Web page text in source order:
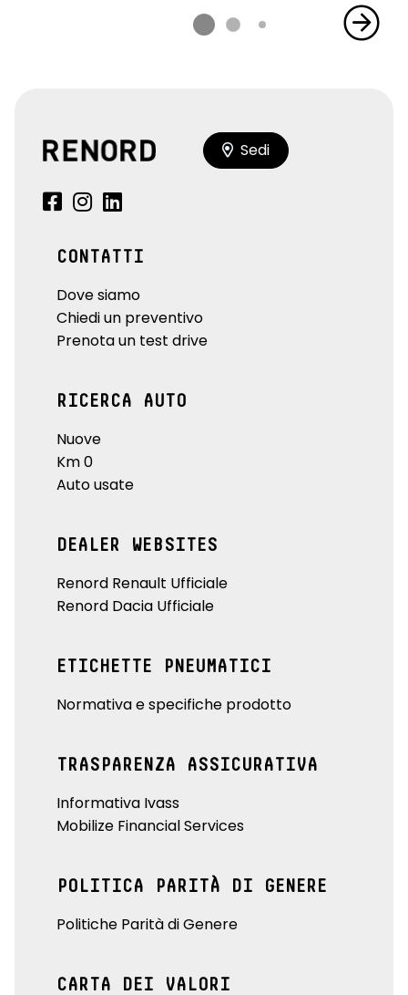
Sedi
CONTATTI
Dove siamo
Chiedi un preventivo
Prenota un test drive
RICERCA AUTO
Nuove
Km 0
Auto usate
DEALER WEBSITES
Renord Renault Ufficiale
Renord Dacia Ufficiale
ETICHETTE PNEUMATICI
Normativa e specifiche prodotto
TRASPARENZA ASSICURATIVA
Informativa Ivass
Mobilize Financial Services
POLITICA PARITÀ DI GENERE
Politiche Parità di Genere
CARTA DEI VALORI